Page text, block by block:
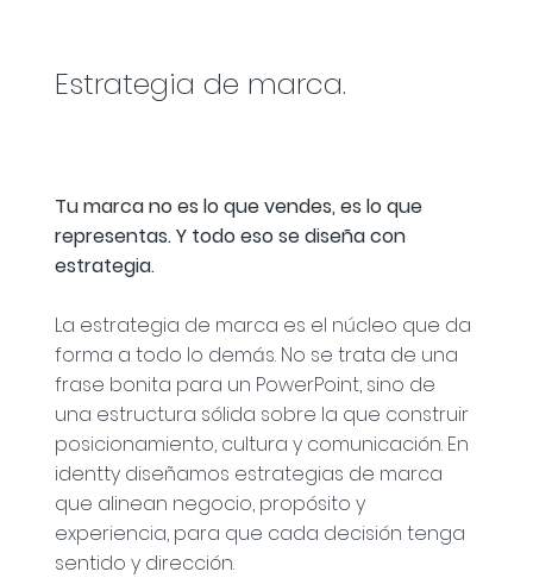
Estrategia de marca.
Tu marca no es lo que vendes, es lo que
representas. Y todo eso se diseña con
estrategia.
La estrategia de marca es el núcleo que da
forma a todo lo demás. No se trata de una
frase bonita para un PowerPoint, sino de
una estructura sólida sobre la que construir
posicionamiento, cultura y comunicación. En
identty diseñamos estrategias de marca
que alinean negocio, propósito y
experiencia, para que cada decisión tenga
sentido y dirección.